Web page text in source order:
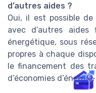
d’autres aides ?
Oui, il est possible
avec d’autres aides
énergétique, sous
propres à chaque
le financement des
d’économies d’énergie.